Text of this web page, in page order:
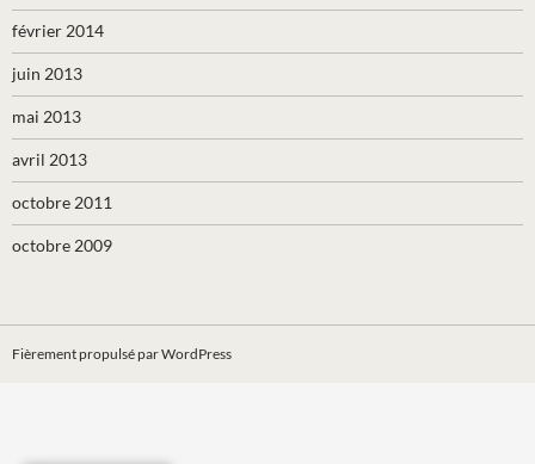
février 2014
juin 2013
mai 2013
avril 2013
octobre 2011
octobre 2009
Fièrement propulsé par WordPress